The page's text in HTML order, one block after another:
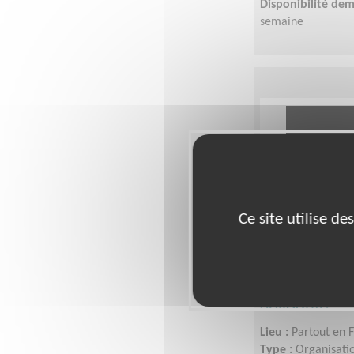
Disponibilité
semaine
Monter
nos
solidarité
Lieu : Partout en
Type :
Ce site utilise